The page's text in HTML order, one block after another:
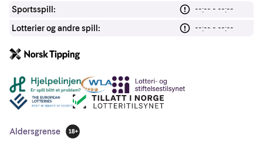
Sportsspill:
--:-- - --:--
Lotterier og andre spill:
--:-- - --:--
Andre lenker
Aldersgrense
18 år